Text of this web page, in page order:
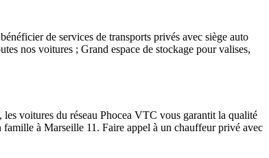
de services de transports privés avec siège auto
nos voitures ; Grand espace de stockage pour valises,
voitures du réseau Phocea VTC vous garantit la qualité
à Marseille 11. Faire appel à un chauffeur privé avec